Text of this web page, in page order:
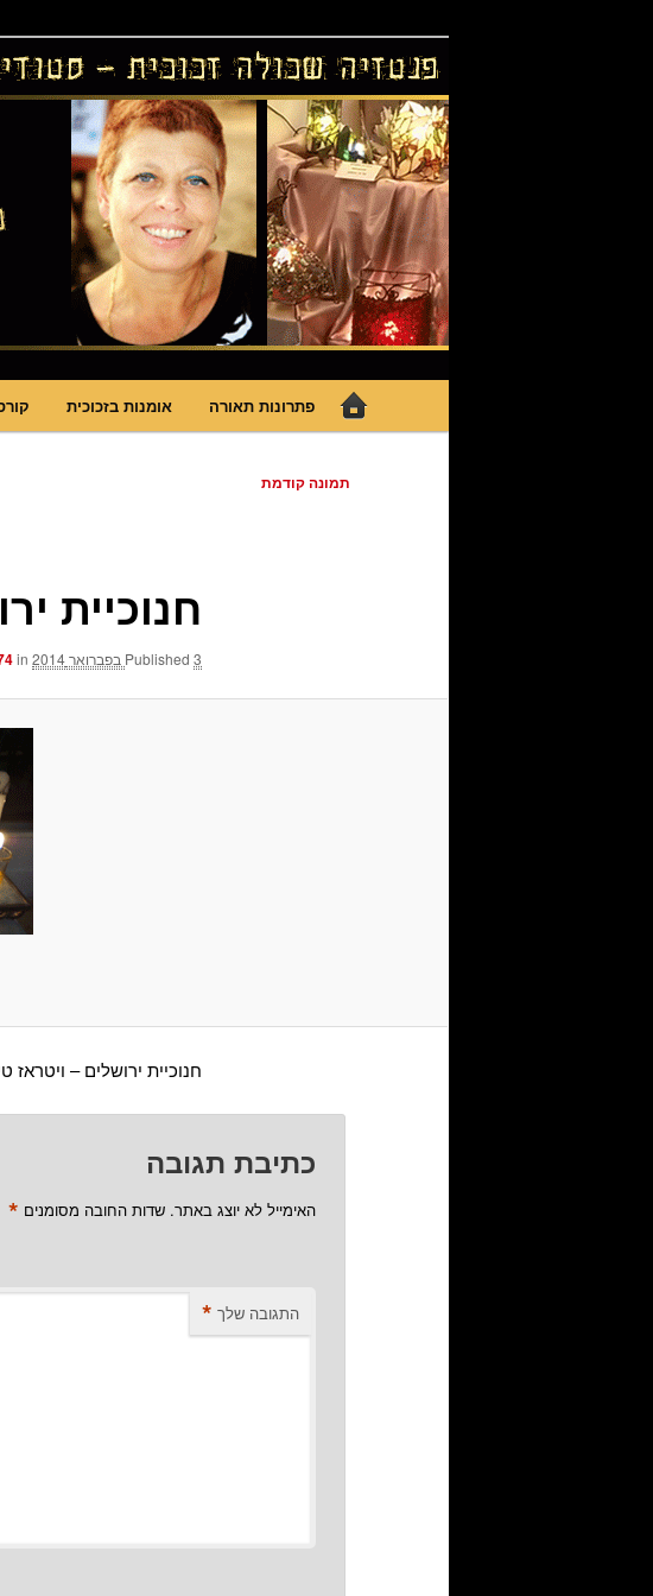
פנטזיה – פתרונות
גופי תאורה אומנותיים בעבודת יד, ויטראזים
פתרונות תאורה אומנות בזכוכית
ניווט
תמונה קודמת
חנוכיית
Published3 בפברואר 2014 at
in
חנוכיית ירושלים – ויטראז
כתיבת תגובה
האימייל לא יוצג באתר. שדות החובה מסומנים *
התגובה שלך *